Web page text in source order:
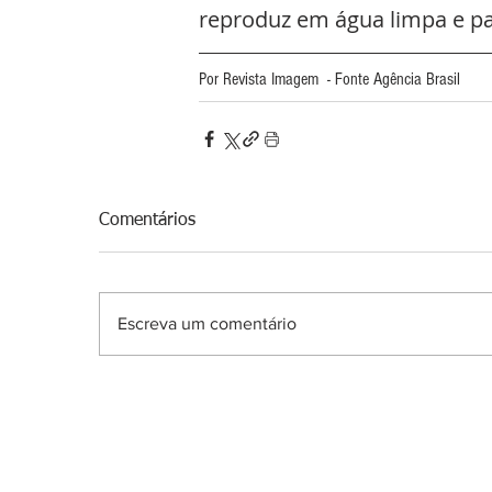
reproduz em água limpa e
Por Revista Imagem  - Fonte Agência Brasil
Comentários
Escreva um comentário